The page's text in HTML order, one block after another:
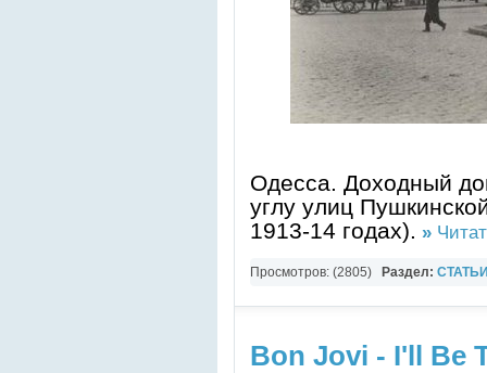
Одесса. Доходный
углу улиц
1913-14 годах). »
Просмотров: (2805) Раздел:
Bon Jovi - I'll Be